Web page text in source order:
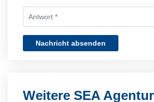
Nachricht absenden
Weitere SEA